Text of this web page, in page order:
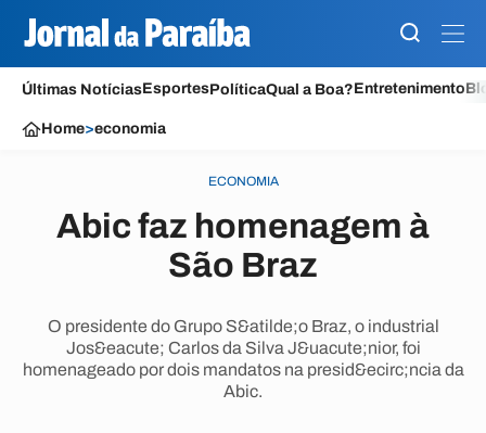
Últimas NotíciasEsportesPolíticaQual a Boa?Entretenimento
Home>economia
ECONOMIA
Abic faz homenagem à
São Braz
O presidente do Grupo S&atilde;o Braz, o industrial
Jos&eacute; Carlos da Silva J&uacute;nior, foi
homenageado por dois mandatos na presid&ecirc;ncia da
Abic.